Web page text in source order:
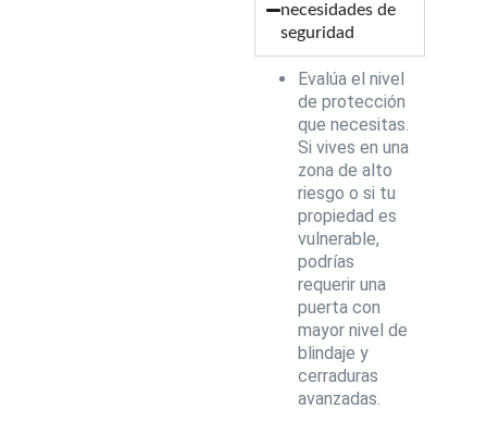
necesidades de
seguridad
Evalúa el nivel
de protección
que necesitas.
Si vives en una
zona de alto
riesgo o si tu
propiedad es
vulnerable,
podrías
requerir una
puerta con
mayor nivel de
blindaje y
cerraduras
avanzadas.